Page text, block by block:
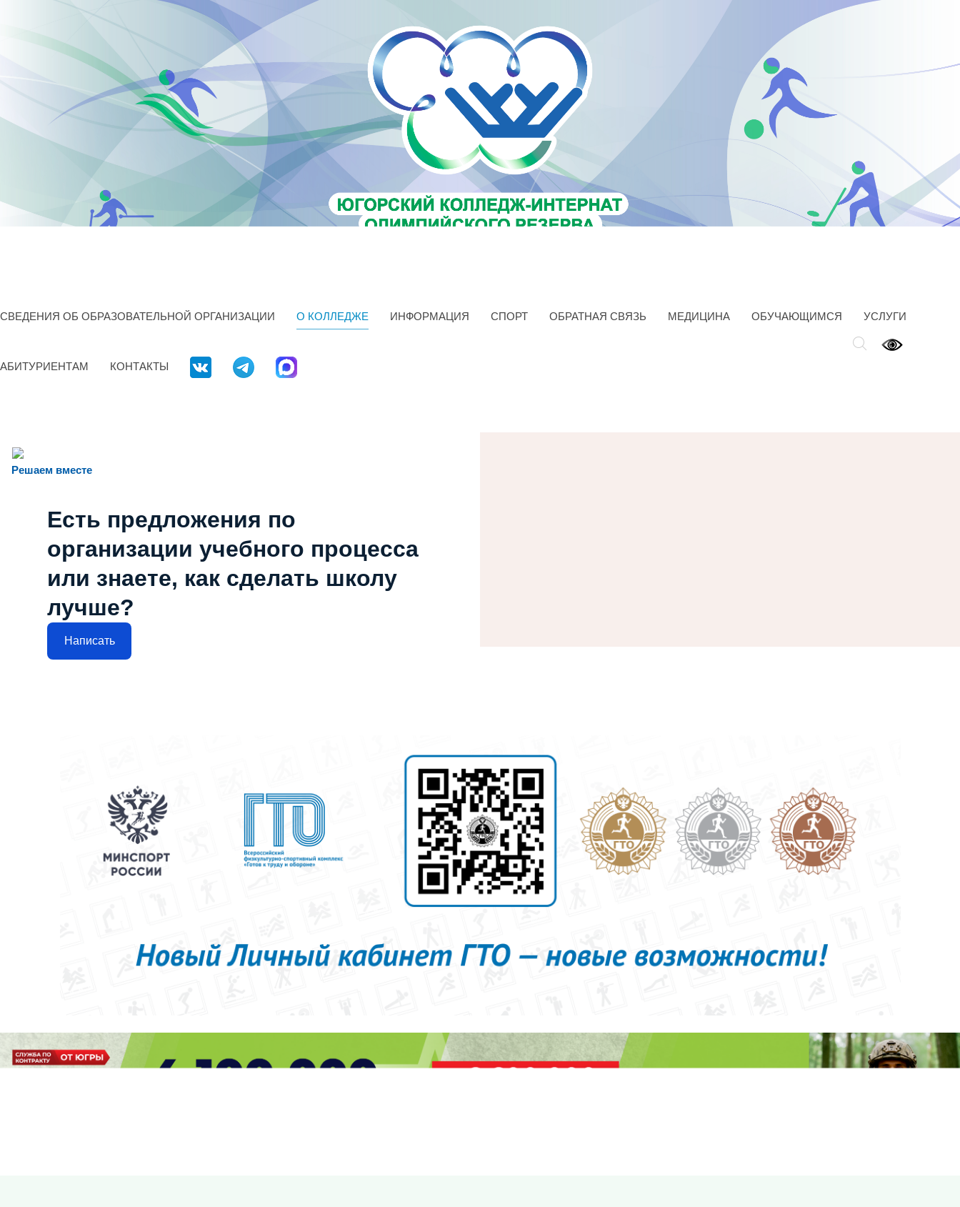
СВЕДЕНИЯ ОБ ОБРАЗОВАТЕЛЬНОЙ ОРГАНИЗАЦИИ О КОЛЛЕДЖЕ ИНФОРМАЦИЯ СПОРТ ОБРАТНАЯ СВЯЗЬ МЕДИЦИНА ОБУЧАЮЩИМСЯ УСЛУГИ
АБИТУРИЕНТАМ КОНТАКТЫ
Решаем вместе
Есть предложения по
организации учебного процесса
или знаете, как сделать школу
лучше?
Написать